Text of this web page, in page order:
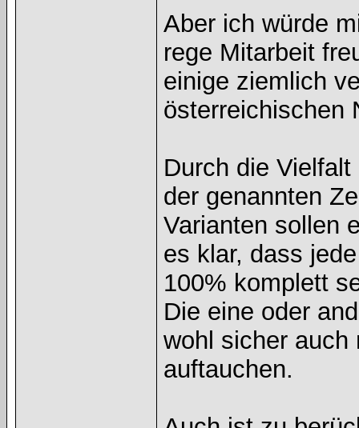
Aber ich würde
rege Mitarbeit
einige ziemlich
österreichischen
Durch die
der genannten
Varianten sollen
es klar, dass
100% komplett
Die eine oder
wohl sicher auch
auftauchen.